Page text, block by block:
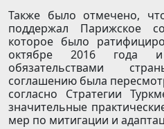
Также было отмечено,
поддержал Парижское
которое было
октябре 2016 года
обязательствами
соглашению была
согласно Стратегии
значительные
мер по митигации и